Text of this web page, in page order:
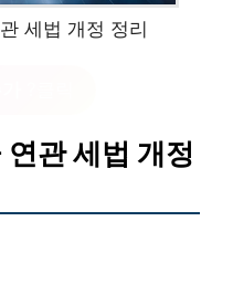
세법 개정 정리
관 세법 개정